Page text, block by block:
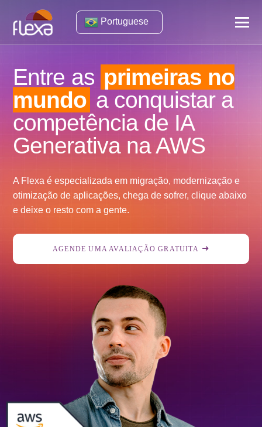
Portuguese
Entre as primeiras no
mundo a conquistar a
competência de IA
Generativa na AWS
A Flexa é especializada em migração, modernização e
otimização de aplicações, chega de sofrer, clique abaixo
e deixe o resto com a gente.
AGENDE UMA AVALIAÇÃO GRATUITA